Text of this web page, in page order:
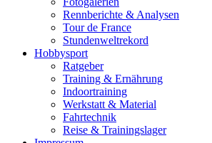
Rennberichte & Analysen
Tour de France
Stundenweltrekord
Hobbysport
Ratgeber
Training & Ernährung
Indoortraining
Werkstatt & Material
Fahrtechnik
Reise & Trainingslager